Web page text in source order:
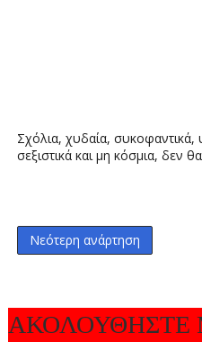
Σχόλια, χυδαία, συκοφαντικά,
σεξιστικά και μη κόσμια, δεν
Νεότερη ανάρτηση
ΑΚΟΛΟΥΘΗΣΤΕ